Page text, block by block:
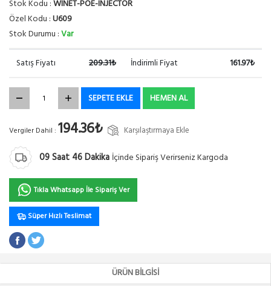
Stok Kodu :WINET-POE-INJECTOR
Özel Kodu :U609
Stok Durumu :Var
Satış Fiyatı 209.31₺ İndirimli Fiyat 161.97₺
SEPETE EKLE HEMEN AL
Vergiler Dahil : 194.36₺ Karşılaştırmaya Ekle
09Saat 46Dakika İçinde Sipariş Verirseniz Kargoda
Tıkla Whatsapp İle Sipariş Ver
Süper Hızlı Teslimat
ÜRÜN BILGISI